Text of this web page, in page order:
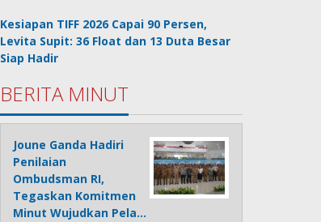
Kesiapan TIFF 2026 Capai 90 Persen,
Levita Supit: 36 Float dan 13 Duta Besar
Siap Hadir
BERITA MINUT
Joune Ganda Hadiri
Penilaian
Ombudsman RI,
Tegaskan Komitmen
Minut Wujudkan Pela…